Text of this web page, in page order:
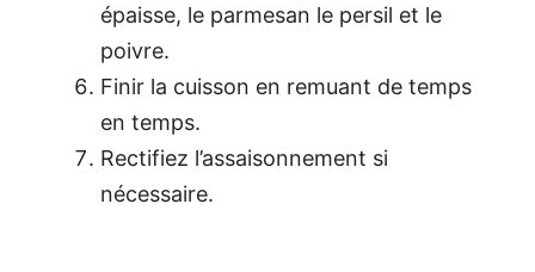
épaisse, le parmesan le persil et le
poivre.
Finir la cuisson en remuant de temps
en temps.
Rectifiez l’assaisonnement si
nécessaire.